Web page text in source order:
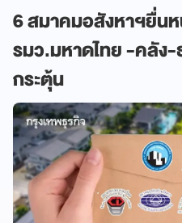
6 สมาคมอสังหาฯยื่น
รมว.มหาดไทย -คลัง
กระตุ้น